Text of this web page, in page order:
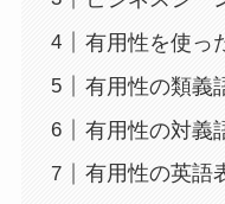
有用性を使っ
有用性の類義
有用性の対義
有用性の英語